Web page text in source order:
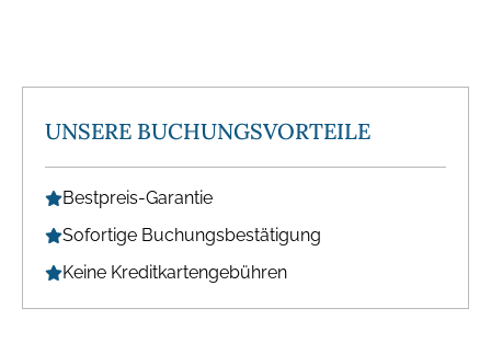
UNSERE BUCHUNGSVORTEILE
Bestpreis-Garantie
Sofortige Buchungsbestätigung
Keine Kreditkartengebühren